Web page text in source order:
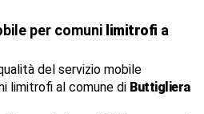
per comuni limitrofi a
del servizio mobile
limitrofi al comune di Buttigliera